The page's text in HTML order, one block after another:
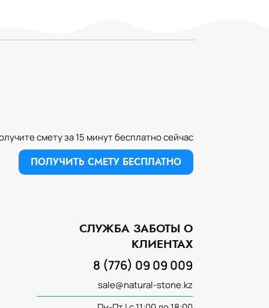
ИЗГОТОВЛЕНИЕ ИЗДЕЛИЙ ИЗ
смету за 15 минут бесплатно сейчас
ПОЛУЧИТЬ СМЕТУ БЕСПЛАТНО
СЛУЖБА ЗАБОТЫ О
КЛИЕНТАХ
8 (776) 09 09 009
sale@natural-stone.kz